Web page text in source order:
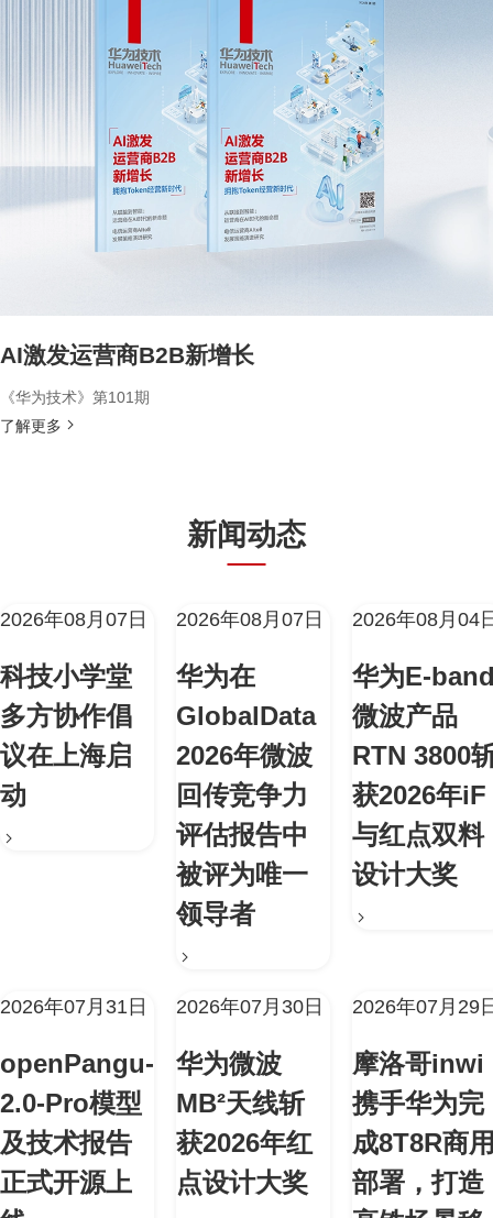
AI激发运营商B2B新增长
《华为技术》第101期
了解更多
新闻动态
2026年08月07日
科技小学堂
多方协作倡
议在上海启
动
2026年08月07日
华为在
GlobalData
2026年微波
回传竞争力
评估报告中
被评为唯一
领导者
2026年08月04
华为E-
微波产品
RTN 3800
获2026年iF
与红点双料
设计大奖
2026年07月31日
openPangu-
2.0-Pro模型
及技术报告
正式开源上
2026年07月30日
华为微波
MB²天线斩
获2026年红
点设计大奖
2026年07月29
摩洛哥inwi
携手华为完
成8T8R商
部署，打造